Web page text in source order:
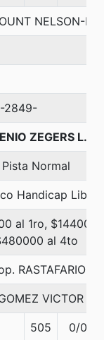
NELSON-
-2849-
ZEGERS L.,
Pista Normal
Handicap Libre
al 1ro,
al 4to
RASTAFARIO
VICTOR
505 0/0